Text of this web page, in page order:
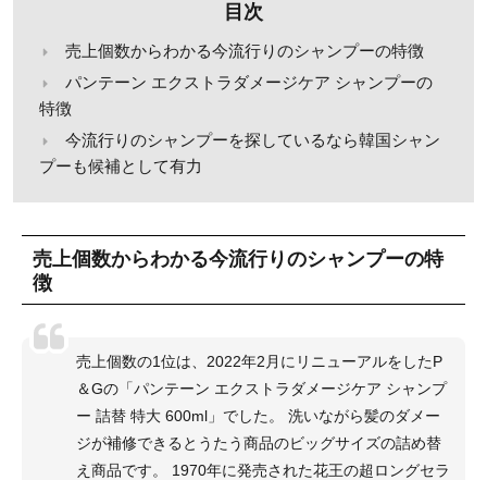
目次
売上個数からわかる今流行りのシャンプーの特徴
パンテーン エクストラダメージケア シャンプーの
特徴
今流行りのシャンプーを探しているなら韓国シャン
プーも候補として有力
売上個数からわかる今流行りのシャンプーの特
徴
売上個数の1位は、2022年2月にリニューアルをしたP
＆Gの「パンテーン エクストラダメージケア シャンプ
ー 詰替 特大 600ml」でした。 洗いながら髪のダメー
ジが補修できるとうたう商品のビッグサイズの詰め替
え商品です。 1970年に発売された花王の超ロングセラ